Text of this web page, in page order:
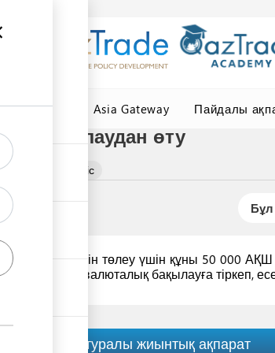
Central Asia Gateway Пайдалы
бақылаудан өту
немесе көкөніс
Бұл
төлемдерін төлеу үшін құны 50 000
филиалында валюталық бақылауға тіркеп,
Рәсім туралы жиынтық ақпарат